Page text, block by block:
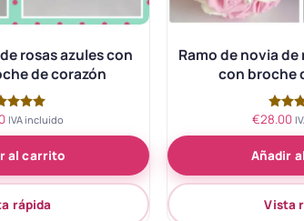
rosas azules con
de corazón
de 5
IVA incluido
al carrito
rápida
Ramo de novia
con broche
€28.00
Añadir
Vista